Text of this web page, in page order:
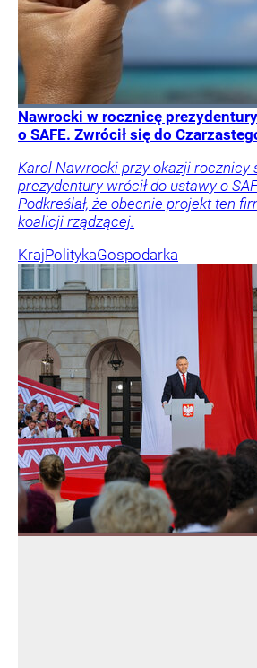
Nawrocki w rocznicę
o SAFE. Zwrócił się do
Karol Nawrocki przy okazji rocznicy
prezydentury wrócił do ustawy o
Podkreślał, że obecnie projekt ten
koalicji rządzącej.
KrajPolitykaGospodarka